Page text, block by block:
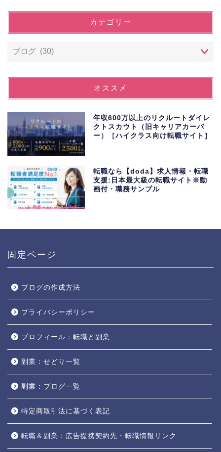
カテゴリー
オススメ
年収600万以上のリクルートダイレ
クトスカウト（旧キャリアカーバ
ー）［ハイクラス向け転職サイト］
転職なら【doda】求人情報・転職
支援:日本最大級の転職サイト※動
画付・職務サンプル
固定ページ
ブログの作成方法
プライバシーポリシー
プロフィール：転職と副業
副業：せどり一覧
副業：ブログ一覧
特定商取引法に基づく表記
転職＆副業：広告提携契約先・転職情報リンク